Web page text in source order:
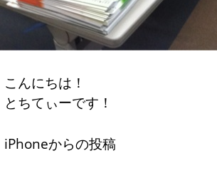
こんにちは！
とちてぃーです！
iPhoneからの投稿